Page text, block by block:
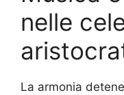
nelle
La armonia